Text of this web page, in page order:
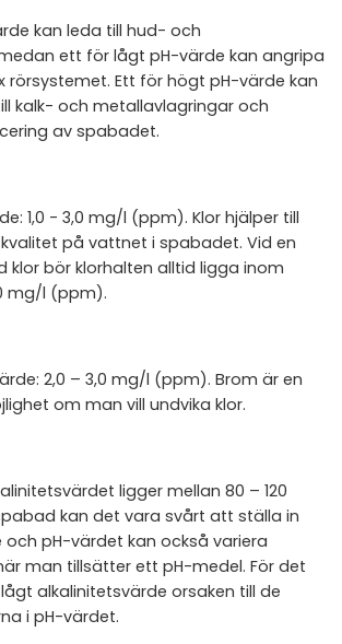
kan leda till hud- och
ett för lågt pH-värde kan angripa
rörsystemet. Ett för högt pH-värde kan
kalk- och metallavlagringar och
av spabadet.
1,0 - 3,0 mg/l (ppm). Klor hjälper till
på vattnet i spabadet. Vid en
klor bör klorhalten alltid ligga inom
mg/l (ppm).
2,0 – 3,0 mg/l (ppm). Brom är en
om man vill undvika klor.
ligger mellan 80 – 120
kan det vara svårt att ställa in
och pH-värdet kan också variera
man tillsätter ett pH-medel. För det
alkalinitetsvärde orsaken till de
i pH-värdet.